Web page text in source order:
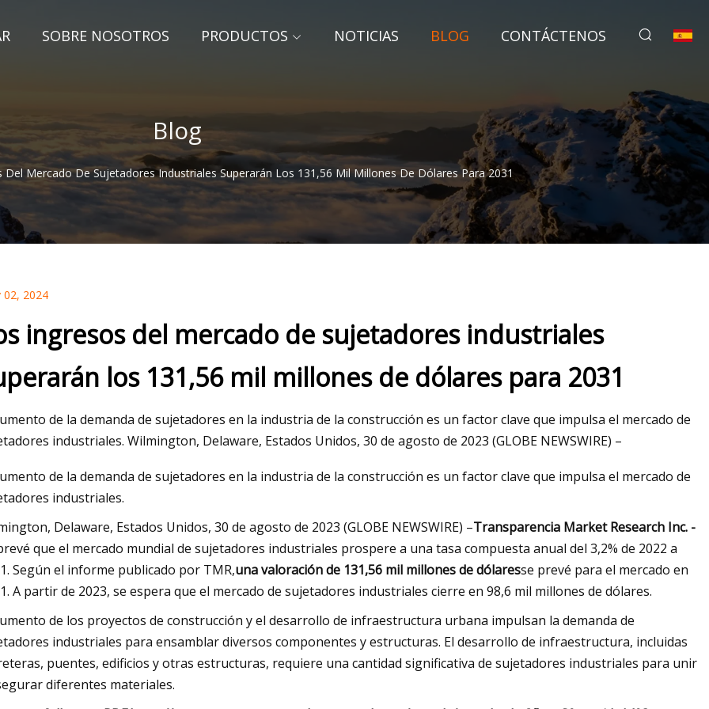
SOBRE NOSOTROS PRODUCTOS NOTICIAS BLOG CONTÁCTENOS
Blog
Del Mercado De Sujetadores Industriales Superarán Los 131,56 Mil Millones De Dólares Para 2031
2023
comercio del mercado de
emergentes abre nuevas
hasta 2031
02, 2024
ingresos del mercado de sujetadores industriales
los 131,56 mil millones de dólares para 2031
de la demanda de sujetadores en la industria de la construcción es un factor clave que impulsa el mercado de
industriales. Wilmington, Delaware, Estados Unidos, 30 de agosto de 2023 (GLOBE NEWSWIRE) –
de la demanda de sujetadores en la industria de la construcción es un factor clave que impulsa el mercado de
industriales.
Delaware, Estados Unidos, 30 de agosto de 2023 (GLOBE NEWSWIRE) –Transparencia Market Research Inc. -
que el mercado mundial de sujetadores industriales prospere a una tasa compuesta anual del 3,2% de 2022 a
Según el informe publicado por TMR,una valoración de 131,56 mil millones de dólaresse prevé para el mercado en
A partir de 2023, se espera que el mercado de sujetadores industriales cierre en 98,6 mil millones de dólares.
de los proyectos de construcción y el desarrollo de infraestructura urbana impulsan la demanda de
industriales para ensamblar diversos componentes y estructuras. El desarrollo de infraestructura, incluidas
puentes, edificios y otras estructuras, requiere una cantidad significativa de sujetadores industriales para unir
diferentes materiales.